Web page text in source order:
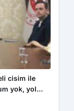
cisim ile
yok, yol